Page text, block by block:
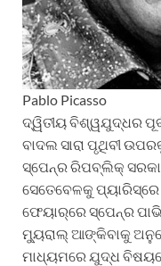
Pablo Picasso
ଦ୍ୱିତୀୟ ବିଶ୍ୱଯୁଦ୍ଧର
ବାଦଲ ସାରା ପୃଥିବୀ
ସ୍ପେନ୍‌ର ରିପବ୍ଲିକ୍
ସେତେବେଳକୁ
ଫେୟାର୍‌ରେ ସ୍ପେନ୍‌ର
ମ୍ୟୁରାଲ୍ ଆଙ୍କିବାକୁ
ମାଧ୍ୟମରେ ଯୁଦ୍ଧ